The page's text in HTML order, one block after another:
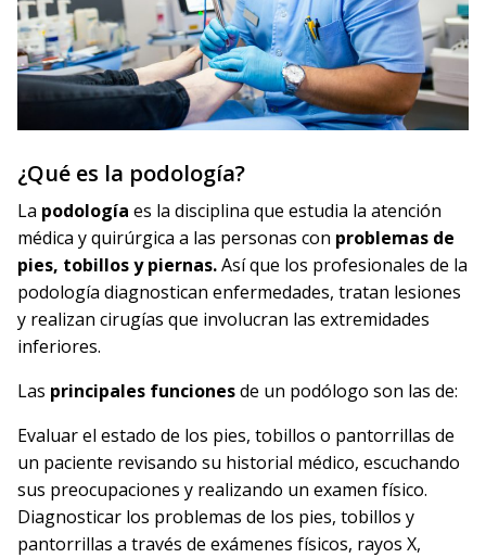
¿Qué es la podología?
La podología es la disciplina que estudia la atención
médica y quirúrgica a las personas con problemas de
pies, tobillos y piernas.Así que los profesionales de la
podología diagnostican enfermedades, tratan lesiones
y realizan cirugías que involucran las extremidades
inferiores.
Las principales funcionesde un podólogo son las de:
Evaluar el estado de los pies, tobillos o pantorrillas de
un paciente revisando su historial médico, escuchando
sus preocupaciones y realizando un examen físico.
Diagnosticar los problemas de los pies, tobillos y
pantorrillas a través de exámenes físicos, rayos X,